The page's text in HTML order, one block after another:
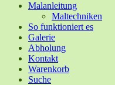
Malanleitung
Maltechniken
So funktioniert es
Galerie
Abholung
Kontakt
Warenkorb
Suche